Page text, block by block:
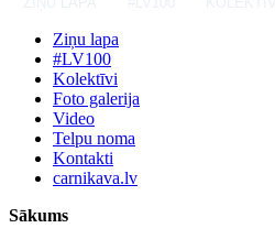
Ziņu lapa
#LV100
Kolektīvi
Foto galerija
Video
Telpu noma
Kontakti
carnikava.lv
Sākums